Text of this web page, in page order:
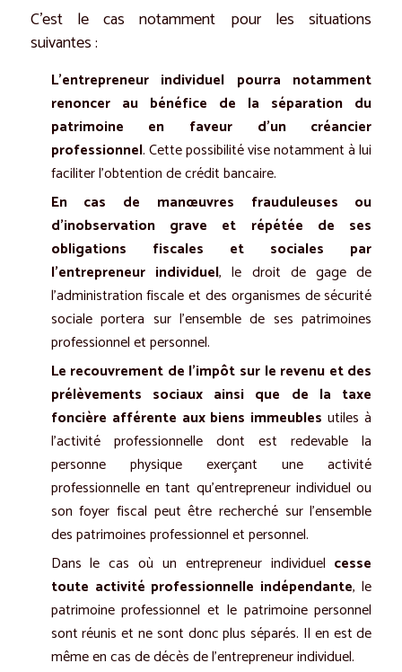
C’est le cas notamment pour les situations
suivantes :
L’entrepreneur individuel pourra notamment
renoncer au bénéfice de la séparation du
patrimoine en faveur d’un créancier
professionnel. Cette possibilité vise notamment à lui
faciliter l’obtention de crédit bancaire.
En cas de manœuvres frauduleuses ou
d’inobservation grave et répétée de ses
obligations fiscales et sociales par
l’entrepreneur individuel, le droit de gage de
l’administration fiscale et des organismes de sécurité
sociale portera sur l’ensemble de ses patrimoines
professionnel et personnel.
Le recouvrement de l’impôt sur le revenu et des
prélèvements sociaux ainsi que de la taxe
foncière afférente aux biens immeubles utiles à
l’activité professionnelle dont est redevable la
personne physique exerçant une activité
professionnelle en tant qu’entrepreneur individuel ou
son foyer fiscal peut être recherché sur l’ensemble
des patrimoines professionnel et personnel.
Dans le cas où un entrepreneur individuel cesse
toute activité professionnelle indépendante, le
patrimoine professionnel et le patrimoine personnel
sont réunis et ne sont donc plus séparés. Il en est de
même en cas de décès de l’entrepreneur individuel.